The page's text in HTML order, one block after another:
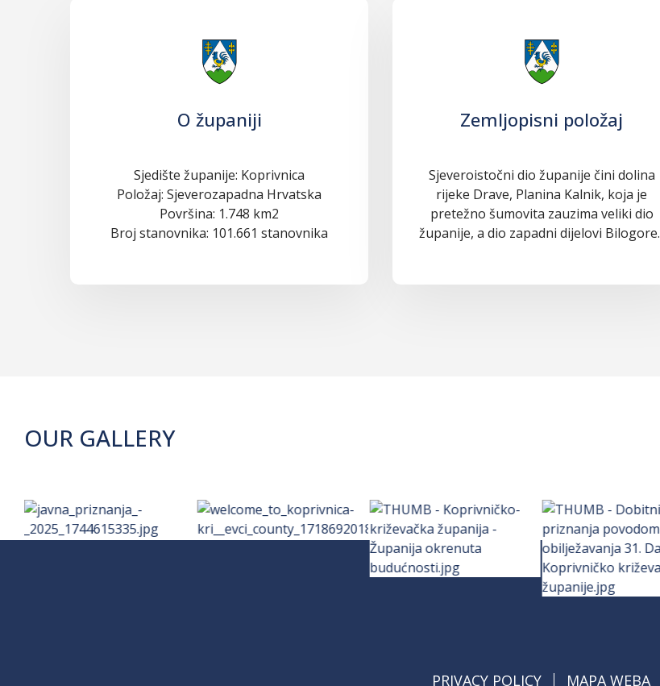
O županiji
Sjedište županije: Koprivnica
Položaj: Sjeverozapadna Hrvatska
Površina: 1.748 km2
Broj stanovnika: 101.661 stanovnika
Zemljopisni položaj
Sjeveroistočni dio županije čini dolina
rijeke Drave, Planina Kalnik, koja je
pretežno šumovita zauzima veliki dio
županije, a dio zapadni dijelovi
OUR GALLERY
PRIVACY POLICY MAPA WEBA